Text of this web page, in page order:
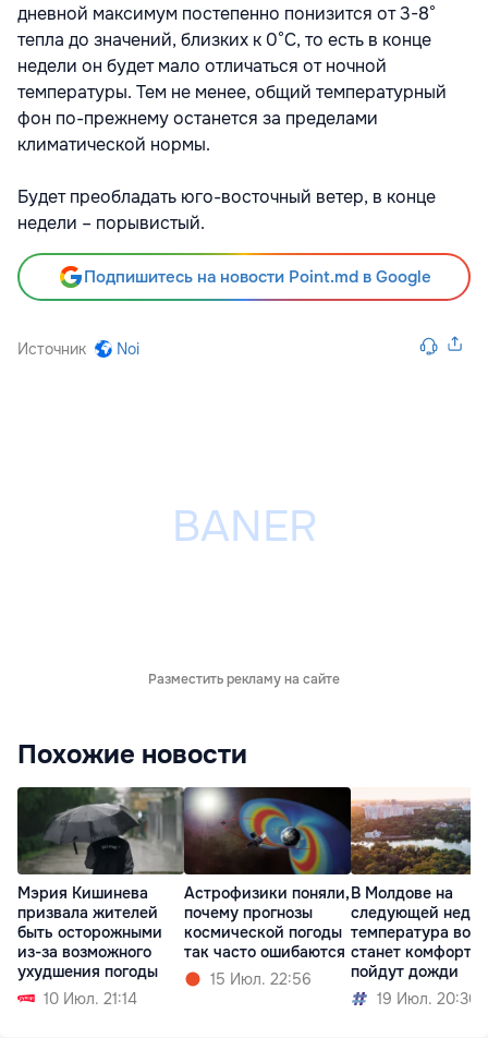
дневной максимум постепенно понизится от 3-8°
тепла до значений, близких к 0°С, то есть в конце
недели он будет мало отличаться от ночной
температуры. Тем не менее, общий температурный
фон по-прежнему останется за пределами
климатической нормы.
Будет преобладать юго-восточный ветер, в конце
недели – порывистый.
Подпишитесь на новости Point.md в Google
Источник Noi
Разместить рекламу на сайте
Похожие новости
Мэрия Кишинева
призвала жителей
быть осторожными
из-за возможного
ухудшения погоды
10 Июл. 21:14
Астрофизики поняли,
почему прогнозы
космической погоды
так часто ошибаются
15 Июл. 22:56
В Молдове на
следующей
температура
станет
пойдут дожди
19 Июл. 20:30